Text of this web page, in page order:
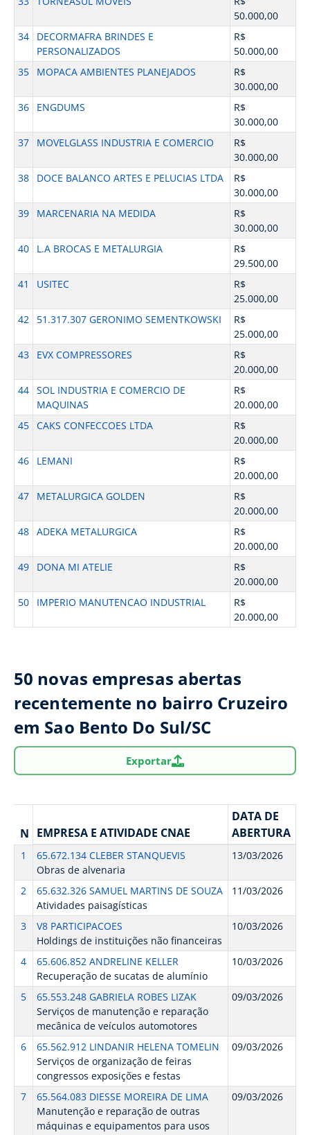
50.000,00
34
DECORMAFRA BRINDES E
PERSONALIZADOS
R$
50.000,00
35
MOPACA AMBIENTES PLANEJADOS
R$
30.000,00
36
ENGDUMS
R$
30.000,00
37
MOVELGLASS INDUSTRIA E COMERCIO
R$
30.000,00
38
DOCE BALANCO ARTES E PELUCIAS LTDA
R$
30.000,00
39
MARCENARIA NA MEDIDA
R$
30.000,00
40
L.A BROCAS E METALURGIA
R$
29.500,00
41
USITEC
R$
25.000,00
42
51.317.307 GERONIMO SEMENTKOWSKI
R$
25.000,00
43
EVX COMPRESSORES
R$
20.000,00
44 SOL INDUSTRIA E COMERCIO DE
MAQUINAS
R$
20.000,00
45 CAKS CONFECCOES LTDA
R$
20.000,00
46
LEMANI
R$
20.000,00
47
METALURGICA GOLDEN
R$
20.000,00
48 ADEKA METALURGICA
R$
20.000,00
49
DONA MI ATELIE
R$
20.000,00
50
IMPERIO MANUTENCAO INDUSTRIAL
R$
20.000,00
50 novas empresas abertas
recentemente no bairro Cruzeiro
em Sao Bento Do Sul/SC
Exportar
N EMPRESA E ATIVIDADE CNAE
DATA DE
ABERTURA
1
65.672.134 CLEBER STANQUEVIS
Obras de alvenaria
13/03/2026
2
65.632.326 SAMUEL MARTINS DE SOUZA
Atividades paisagísticas
11/03/2026
3
V8 PARTICIPACOES
Holdings de instituições não financeiras
10/03/2026
4
65.606.852 ANDRELINE KELLER
Recuperação de sucatas de alumínio
10/03/2026
5
65.553.248 GABRIELA ROBES LIZAK
Serviços de manutenção e reparação
mecânica de veículos automotores
09/03/2026
6
65.562.912 LINDANIR HELENA TOMELIN
Serviços de organização de feiras
congressos exposições e festas
09/03/2026
7
65.564.083 DIESSE MOREIRA DE LIMA
Manutenção e reparação de outras
máquinas e equipamentos para usos
09/03/2026